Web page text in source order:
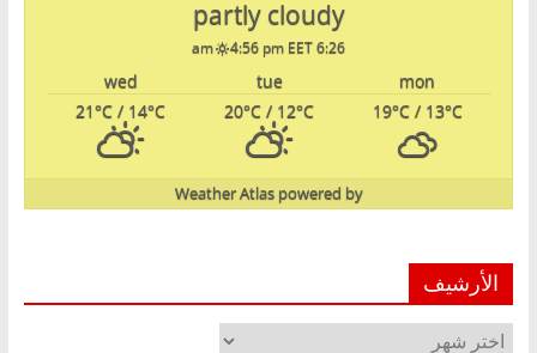
partly cloudy
6:26 am
4:56 pm EET
mon
tue
wed
19°C/ 13°C
20°C / 12°C
21°C / 14°C
powered by
Weather Atlas
الأرشيف
الأرشيف